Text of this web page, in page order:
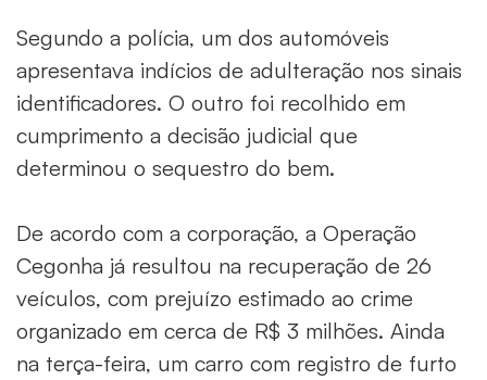
Segundo a polícia, um dos automóveis
apresentava indícios de adulteração nos sinais
identificadores. O outro foi recolhido em
cumprimento a decisão judicial que
determinou o sequestro do bem.
De acordo com a corporação, a Operação
Cegonha já resultou na recuperação de 26
veículos, com prejuízo estimado ao crime
organizado em cerca de R$ 3 milhões. Ainda
na terça-feira, um carro com registro de furto